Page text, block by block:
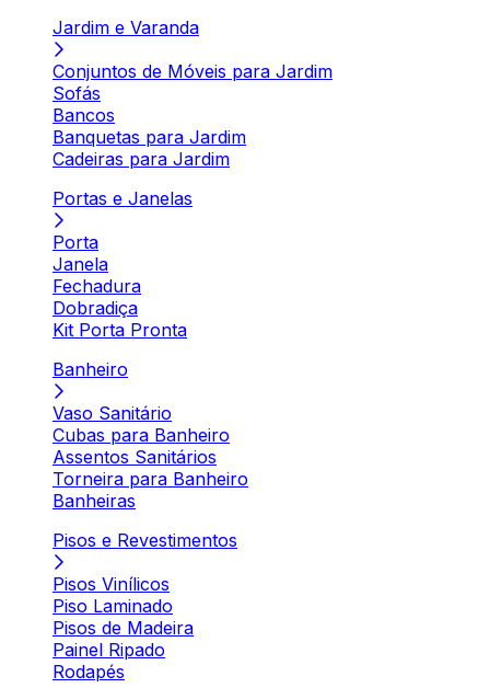
Jardim e Varanda
Conjuntos de Móveis para Jardim
Sofás
Bancos
Banquetas para Jardim
Cadeiras para Jardim
Portas e Janelas
Porta
Janela
Fechadura
Dobradiça
Kit Porta Pronta
Banheiro
Vaso Sanitário
Cubas para Banheiro
Assentos Sanitários
Torneira para Banheiro
Banheiras
Pisos e Revestimentos
Pisos Vinílicos
Piso Laminado
Pisos de Madeira
Painel Ripado
Rodapés